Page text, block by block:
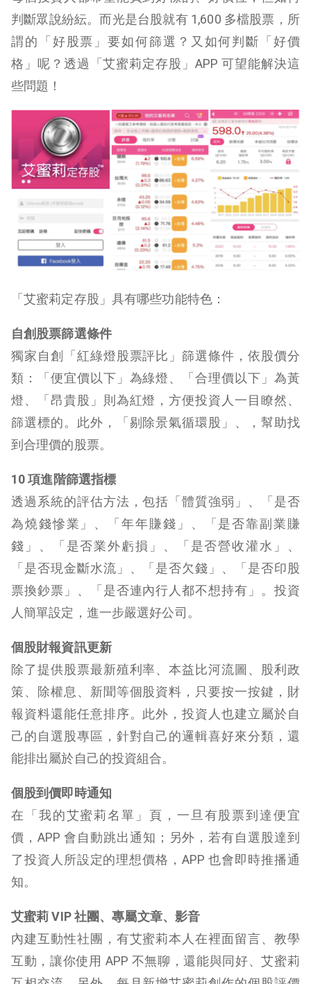
判斷眾說紛紜。而光是台股就有 1,600 多檔股票，所
謂的「好股票」要如何篩選？又如何判斷「好價
格」呢？透過「艾蜜莉定存股」APP 可望能解決這
些問題！
「艾蜜莉定存股」具有哪些功能特色：
自創股票篩選條件
獨家自創「 紅綠燈股票評比 」篩選條件，依股價分
類：「便宜價以下」為綠燈、「合理價以下」為黃
燈、「昂貴股」則為紅燈，方便投資人一目瞭然、
篩選標的。此外，「剔除景氣循環股」、，幫助找
到合理價的股票。
10 項進階篩選指標
透過系統的評估方法，包括「體質強弱 」、「 是否
為燒錢慘業 」、「年年賺錢 」、「 是否靠副業賺
錢 」、「 是否業外虧損 」、「 是否營收灌水 」、
「 是否現金斷水流 」、「 是否欠錢 」、「 是否印股
票換鈔票 」、「 是否連內行人都不想持有 」。投資
人簡單設定，進一步嚴選好公司。
個股財報資訊更新
除了提供股票最新殖利率、本益比河流圖、股利政
策、除權息、新聞等個股資料，只要按一按鍵，財
報資料還能任意排序。此外，投資人也建立屬於自
己的自選股專區，針對自己的邏輯喜好來分類，還
能排出屬於自己的投資組合。
個股到價即時通知
在「 我的艾蜜莉名單 」頁，一旦有股票到達便宜
價，APP 會自動跳出通知；另外，若有自選股達到
了投資人所設定的理想價格，APP 也會即時推播通
知。
艾蜜莉 VIP 社團、專屬文章、影音
內建互動性社團，有艾蜜莉本人在裡面留言、教學
互動，讓你使用 APP 不無聊，還能與同好、艾蜜莉